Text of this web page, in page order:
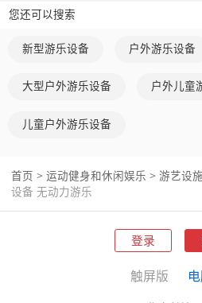
您还可以搜索
新型游乐设备 户外游乐设备
大型户外游乐设备 户外儿童
儿童户外游乐设备
首页 > 运动健身和休闲娱乐 > 游艺设施
设备 无动力游乐
登录
触屏版